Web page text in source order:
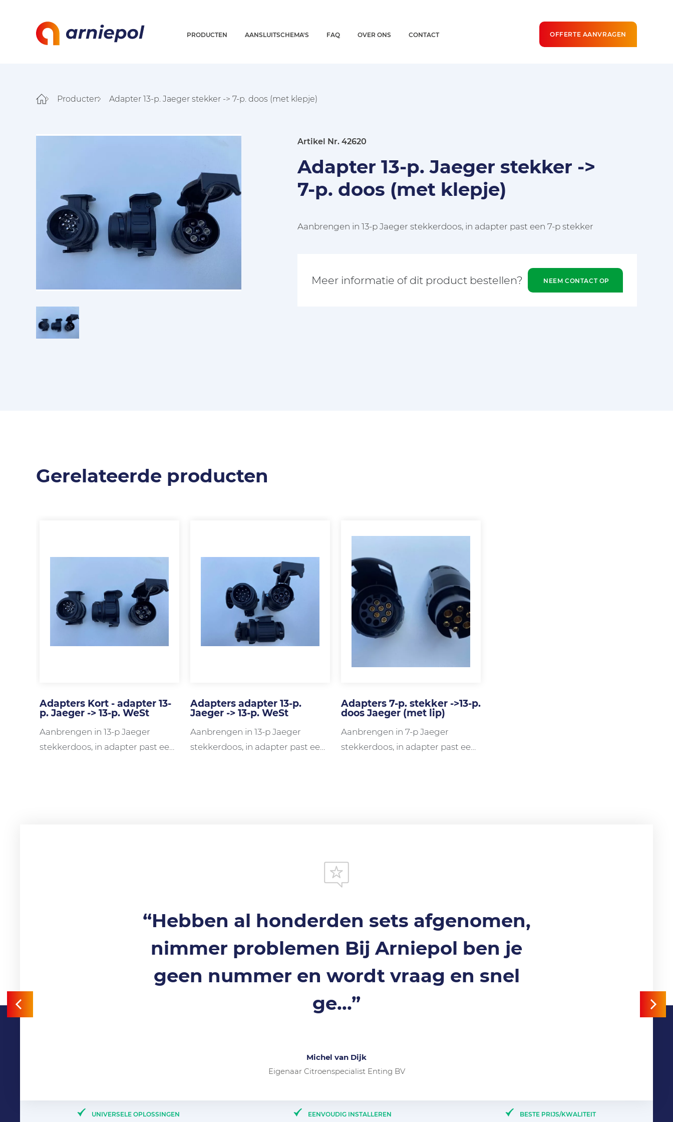
PRODUCTEN AANSLUITSCHEMA'S FAQ OVER ONS CONTACT OFFERTE AANVRAGEN
Producten Adapter 13-p. Jaeger stekker -> 7-p. doos (met klepje)
Artikel Nr. 42620
Adapter 13-p. Jaeger stekker ->
7-p. doos (met klepje)
Aanbrengen in 13-p Jaeger stekkerdoos, in adapter past een 7-p stekker
Meer informatie of dit product bestellen? NEEM CONTACT OP
Gerelateerde producten
Adapters Kort - adapter 13-
p. Jaeger -> 13-p. WeSt
Aanbrengen in 13-p Jaeger
stekkerdoos, in adapter past een
Adapters adapter 13-p.
Jaeger -> 13-p. WeSt
Aanbrengen in 13-p Jaeger
stekkerdoos, in adapter past een
Adapters 7-p. stekker ->13-p.
doos Jaeger (met lip)
Aanbrengen in 7-p Jaeger
stekkerdoos, in adapter past een
“Hebben al honderden sets afgenomen,
nimmer problemen Bij Arniepol ben je
geen nummer en wordt vraag en snel
ge...”
Michel van Dijk
Eigenaar Citroenspecialist Enting BV
UNIVERSELE OPLOSSINGEN EENVOUDIG INSTALLEREN BESTE PRIJS/KWALITEIT